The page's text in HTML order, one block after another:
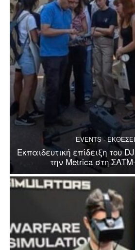
EVENTS -
Εκπαιδευτική επίδειξη του
την Metrica στη